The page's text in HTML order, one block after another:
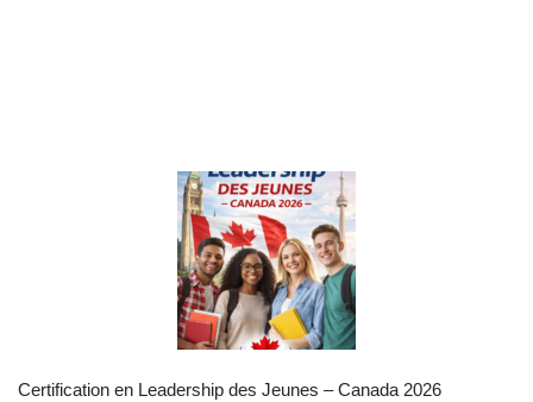
Certification en Leadership des Jeunes – Canada 2026